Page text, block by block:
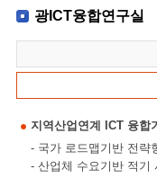
광ICT융합연구실
지역산업연계 ICT 융합
- 국가 로드맵기반 전략
- 산업체 수요기반 적기